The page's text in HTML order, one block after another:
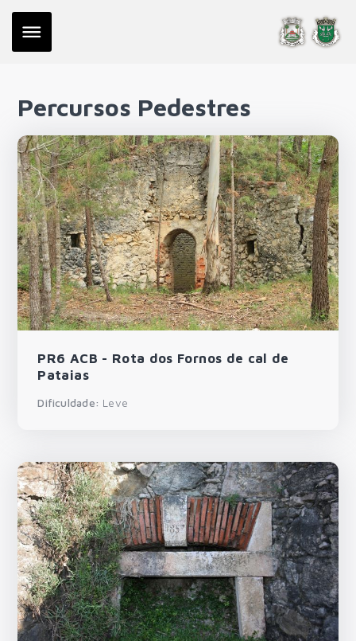
Percursos Pedestres
PR6 ACB - Rota dos Fornos de cal de
Pataias
Dificuldade: Leve